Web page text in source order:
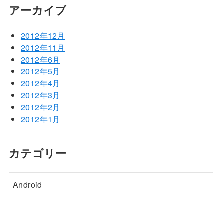
アーカイブ
2012年12月
2012年11月
2012年6月
2012年5月
2012年4月
2012年3月
2012年2月
2012年1月
カテゴリー
Android